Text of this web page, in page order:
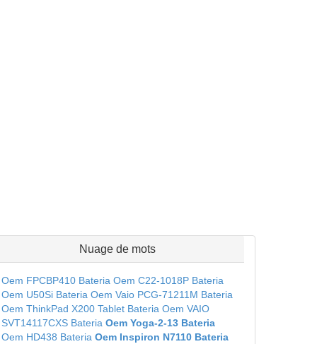
Nuage de mots
Oem FPCBP410 Bateria Oem C22-1018P Bateria
Oem U50Si Bateria Oem Vaio PCG-71211M Bateria
Oem ThinkPad X200 Tablet Bateria Oem VAIO
SVT14117CXS Bateria Oem Yoga-2-13 Bateria
Oem HD438 Bateria Oem Inspiron N7110 Bateria